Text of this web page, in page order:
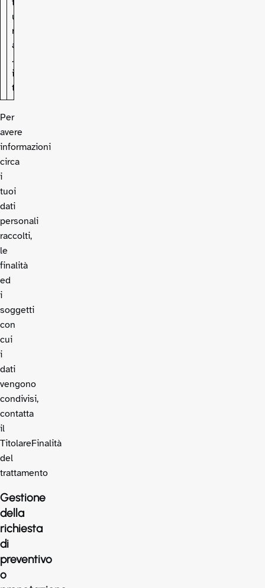
t
u
r
a
.
i
t
Per
avere
informazioni
circa
i
tuoi
dati
personali
raccolti,
le
finalità
ed
i
soggetti
con
cui
i
dati
vengono
condivisi,
contatta
il
TitolareFinalità
del
trattamento
Gestione
della
richiesta
di
preventivo
o